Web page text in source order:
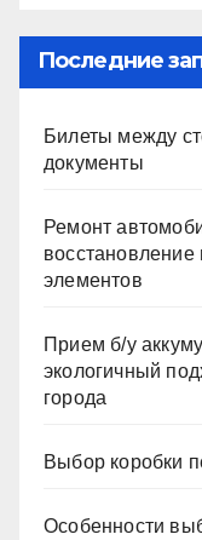
Последние
Билеты между
документы
Ремонт
восстановление
элементов
Прием б/у
экологичный
города
Выбор коробки
Особенности